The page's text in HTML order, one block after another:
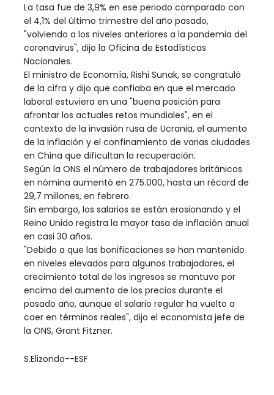
La tasa fue de 3,9% en ese periodo comparado con
el 4,1% del último trimestre del año pasado,
"volviendo a los niveles anteriores a la pandemia del
coronavirus", dijo la Oficina de Estadísticas
Nacionales.
El ministro de Economía, Rishi Sunak, se congratuló
de la cifra y dijo que confiaba en que el mercado
laboral estuviera en una "buena posición para
afrontar los actuales retos mundiales", en el
contexto de la invasión rusa de Ucrania, el aumento
de la inflación y el confinamiento de varias ciudades
en China que dificultan la recuperación.
Según la ONS el número de trabajadores británicos
en nómina aumentó en 275.000, hasta un récord de
29,7 millones, en febrero.
Sin embargo, los salarios se están erosionando y el
Reino Unido registra la mayor tasa de inflación anual
en casi 30 años.
"Debido a que las bonificaciones se han mantenido
en niveles elevados para algunos trabajadores, el
crecimiento total de los ingresos se mantuvo por
encima del aumento de los precios durante el
pasado año, aunque el salario regular ha vuelto a
caer en términos reales", dijo el economista jefe de
la ONS, Grant Fitzner.
S.Elizondo--ESF